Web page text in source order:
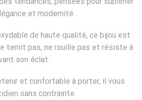
et modernité.
de haute qualité, ce bijou est
ternit pas, ne rouille pas et résiste à
son éclat.
et confortable à porter, il vous
sans contrainte.